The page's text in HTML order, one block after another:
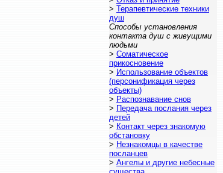
> Терапевтические техники
душ
Способы установления
контакта душ с живущими
людьми
> Соматическое
прикосновение
> Использование объектов
(персонификация через
объекты)
> Распознавание снов
> Передача послания через
детей
> Контакт через знакомую
обстановку
> Незнакомцы в качестве
посланцев
> Ангелы и другие небесные